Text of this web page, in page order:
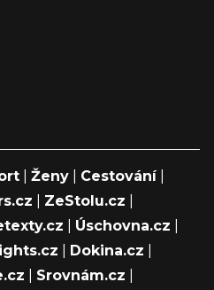
Ženy Cestování|
ZeStolu.cz
Úschovna.cz
Dokina.cz
Srovnám.cz